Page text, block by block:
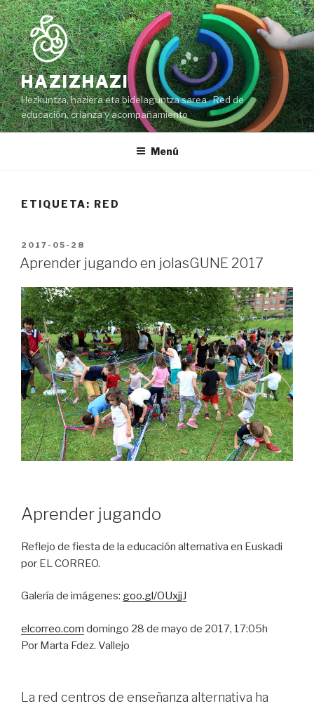
Ir
al
contenido
HAZIZHAZI
Hezkuntza, haziera eta bidelaguntza sarea · Red de
educación, crianza y acompañamiento
Menú
ETIQUETA: RED
PUBLICADO
EN
2017-05-28
Aprender jugando en jolasGUNE 2017
Aprender jugando
Reflejo de fiesta de la educación alternativa en Euskadi
por EL CORREO.
Galería de imágenes: goo.gl/OUxjjJ
elcorreo.com domingo 28 de mayo de 2017, 17:05h
Por Marta Fdez. Vallejo
La red centros de enseñanza alternativa ha